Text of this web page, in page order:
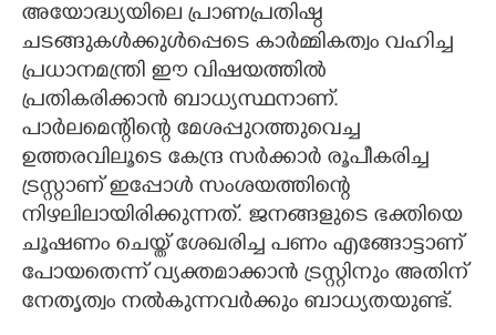
അയോദ്ധ്യയിലെ പ്രാണപ്രതിഷ്ഠ
ചടങ്ങുകൾക്കുൾപ്പെടെ കാർമ്മികത്വം വഹിച്ച
പ്രധാനമന്ത്രി ഈ വിഷയത്തിൽ
പ്രതികരിക്കാൻ ബാധ്യസ്ഥനാണ്.
പാർലമെന്റിന്റെ മേശപ്പുറത്തുവെച്ച
ഉത്തരവിലൂടെ കേന്ദ്ര സർക്കാർ രൂപീകരിച്ച
ട്രസ്റ്റാണ് ഇപ്പോൾ സംശയത്തിന്റെ
നിഴലിലായിരിക്കുന്നത്. ജനങ്ങളുടെ ഭക്തിയെ
ചൂഷണം ചെയ്ത് ശേഖരിച്ച പണം എങ്ങോട്ടാണ്
പോയതെന്ന് വ്യക്തമാക്കാൻ ട്രസ്റ്റിനും അതിന്
നേതൃത്വം നൽകുന്നവർക്കും ബാധ്യതയുണ്ട്.